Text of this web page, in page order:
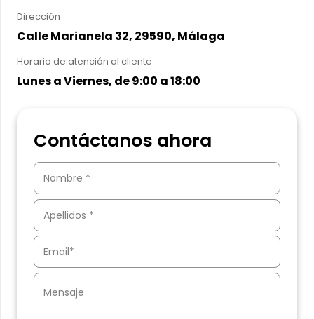
Dirección
Calle Marianela 32, 29590, Málaga
Horario de atención al cliente
Lunes a Viernes, de 9:00 a 18:00
Contáctanos ahora